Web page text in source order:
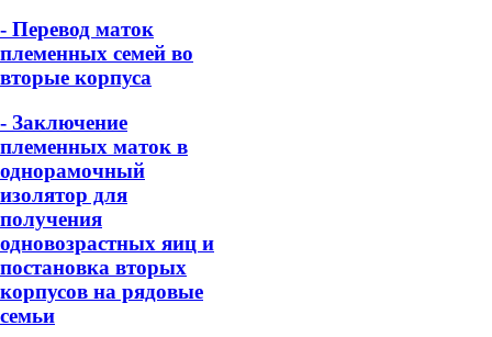
- Перевод маток
племенных семей во
вторые корпуса
- Заключение
племенных маток в
однорамочный
изолятор для
получения
одновозрастных яиц и
постановка вторых
корпусов на рядовые
семьи